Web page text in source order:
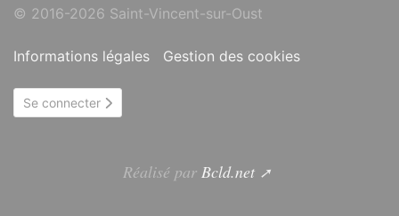
© 2016-2026 Saint-Vincent-sur-Oust
Informations légales Gestion des cookies
Se connecter
Réalisé par Bcld.net